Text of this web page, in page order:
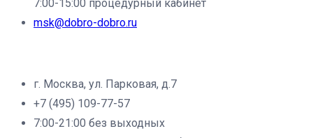
7:00-15:00 процедурный кабинет
msk@dobro-dobro.ru
г. Москва, ул. Парковая, д.7
+7 (495) 109-77-57
7:00-21:00 без выходных